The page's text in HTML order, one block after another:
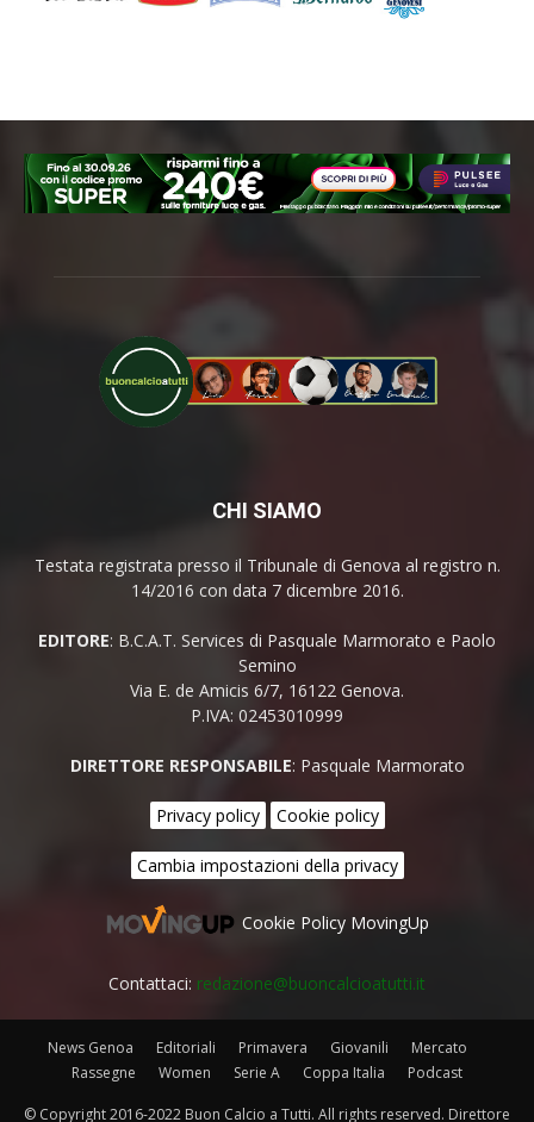
CHI SIAMO
Testata registrata presso il Tribunale di Genova al registro n.
14/2016 con data 7 dicembre 2016.
EDITORE: B.C.A.T. Services di Pasquale Marmorato e Paolo
Semino
Via E. de Amicis 6/7, 16122 Genova.
P.IVA: 02453010999
DIRETTORE RESPONSABILE: Pasquale Marmorato
Privacy policy Cookie policy
Cambia impostazioni della privacy
Cookie Policy MovingUp
Contattaci: redazione@buoncalcioatutti.it
News Genoa Editoriali Primavera Giovanili
Mercato
Rassegne
Women Serie A Coppa Italia Podcast
© Copyright 2016-2022 Buon Calcio a Tutti. All rights reserved. Direttore